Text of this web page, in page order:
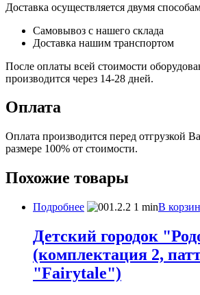
Доставка осуществляется двумя
Самовывоз с нашего склада
Доставка нашим транспортом
После оплаты всей стоимости
производится через 14-28 дней.
Оплата
Оплата производится перед отгрузкой
размере 100% от стоимости.
Похожие товары
Подробнее В
Детский городок
(комплектация 2,
"Fairytale")